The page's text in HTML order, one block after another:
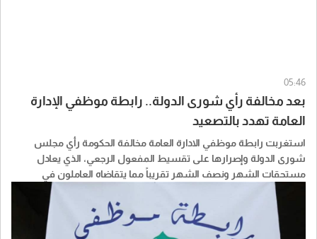
05:46
بعد مخالفة رأي شورى الدولة.. رابطة موظفي الإدارة
العامة تهدد بالتصعيد
استغربت رابطة موظفي الادارة العامة مخالفة الحكومة رأي مجلس
شورى الدولة وإصرارها على تقسيط المفعول الرجعي، الذي يعادل
مستحقات الشهر ونصف الشهر تقريباً مما يتقاضاه العاملون في
القطاع العام، وعليه أكدت الرابطة رفضها لهذا التصرف.